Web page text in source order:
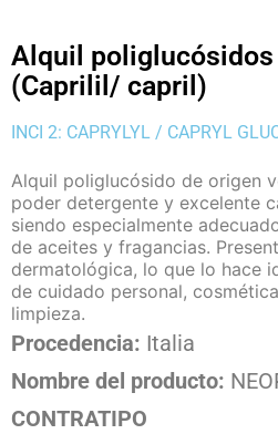
Alquil poliglucósidos
(Caprilil/ capril)
INCI 2: CAPRYLYL / CAPRYL
Alquil poliglucósido de origen
poder detergente y excelente
siendo especialmente
de aceites y fragancias.
dermatológica, lo que lo hace
de cuidado personal,
limpieza.
Procedencia: Italia
Nombre del producto:
CONTRATIPO